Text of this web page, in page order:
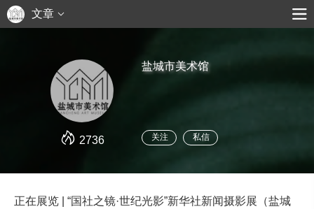
文章
2736
盐城市美术馆
关注 私信
正在展览 | “国社之镜·世纪光影”新华社新闻摄影展（盐城